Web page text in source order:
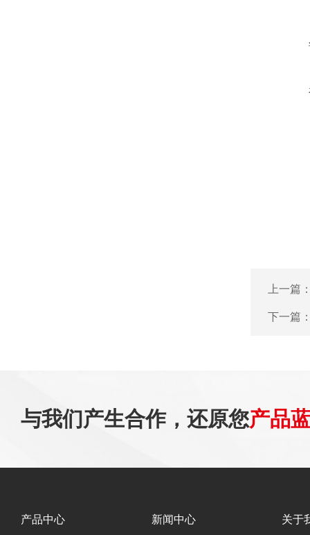
上一篇
下一篇
与我们产生合作，还原您产品
产品中心 新闻中心 关于